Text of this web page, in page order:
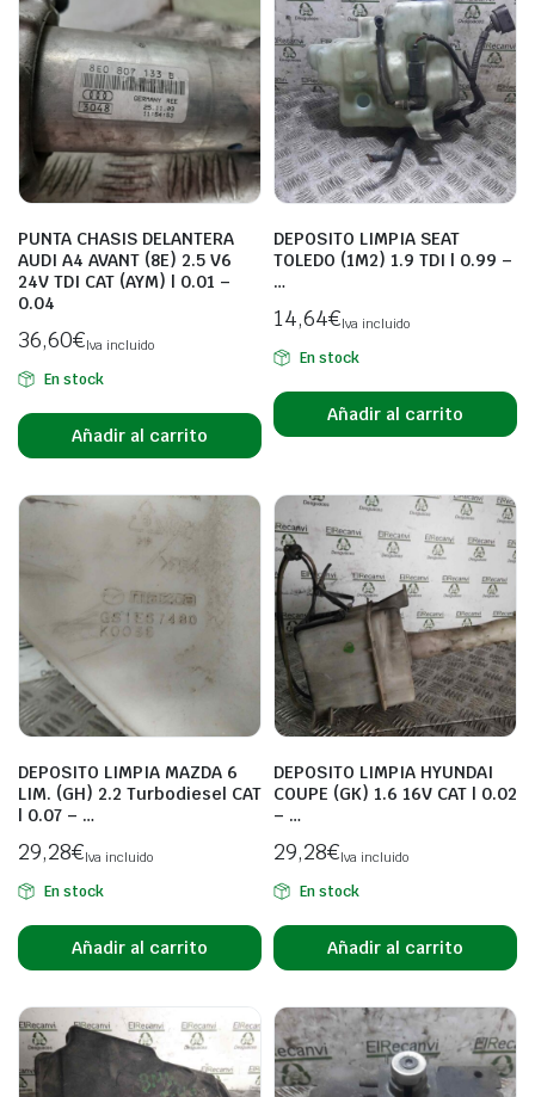
PUNTA CHASIS DELANTERA
AUDI A4 AVANT (8E) 2.5 V6
24V TDI CAT (AYM) | 0.01 –
0.04
36,60€Iva incluido
En stock
Añadir al carrito
DEPOSITO LIMPIA SEAT
TOLEDO (1M2) 1.9 TDI | 0.99 –
…
14,64€Iva incluido
En stock
Añadir al carrito
DEPOSITO LIMPIA MAZDA 6
LIM. (GH) 2.2 Turbodiesel CAT
| 0.07 – …
29,28€Iva incluido
En stock
Añadir al carrito
DEPOSITO LIMPIA HYUNDAI
COUPE (GK) 1.6 16V CAT | 0.02
– …
29,28€Iva incluido
En stock
Añadir al carrito